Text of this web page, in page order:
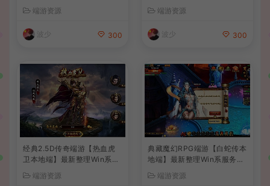
服务端+PC客户端+GM后台
+详细搭建教程
端游资源
波少 300
Win系服务端+PC客户端+G
M工具+详细搭建教程
端游资源
波少 300
经典2.5D传奇端游【热血虎
卫本地端】最新整理Win系服
程
端游资源
典藏魔幻RPG端游【白蛇传本
地端】最新整理Win系服务端
建教程
端游资源